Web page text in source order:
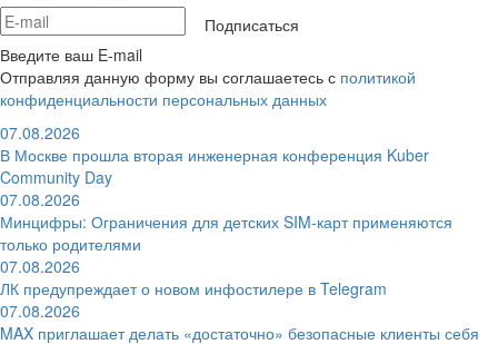
Подписаться
Введите ваш E-mail
Отправляя данную форму вы соглашаетесь с политикой
конфиденциальности персональных данных
07.08.2026
В Москве прошла вторая инженерная конференция Kuber
Community Day
07.08.2026
Минцифры: Ограничения для детских SIM-карт применяются
только родителями
07.08.2026
ЛК предупреждает о новом инфостилере в Telegram
07.08.2026
MAX приглашает делать «достаточно» безопасные клиенты себя